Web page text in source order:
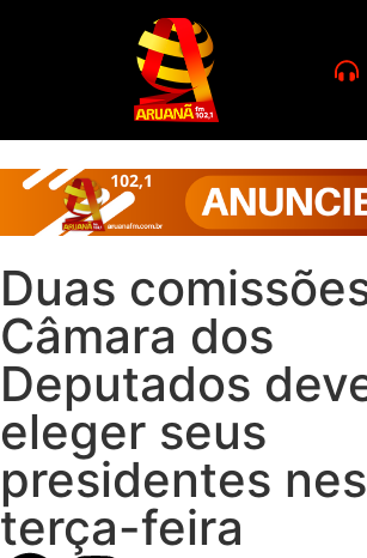
Duas
Câmara dos
Deputados
eleger seus
presidentes
terça-feira